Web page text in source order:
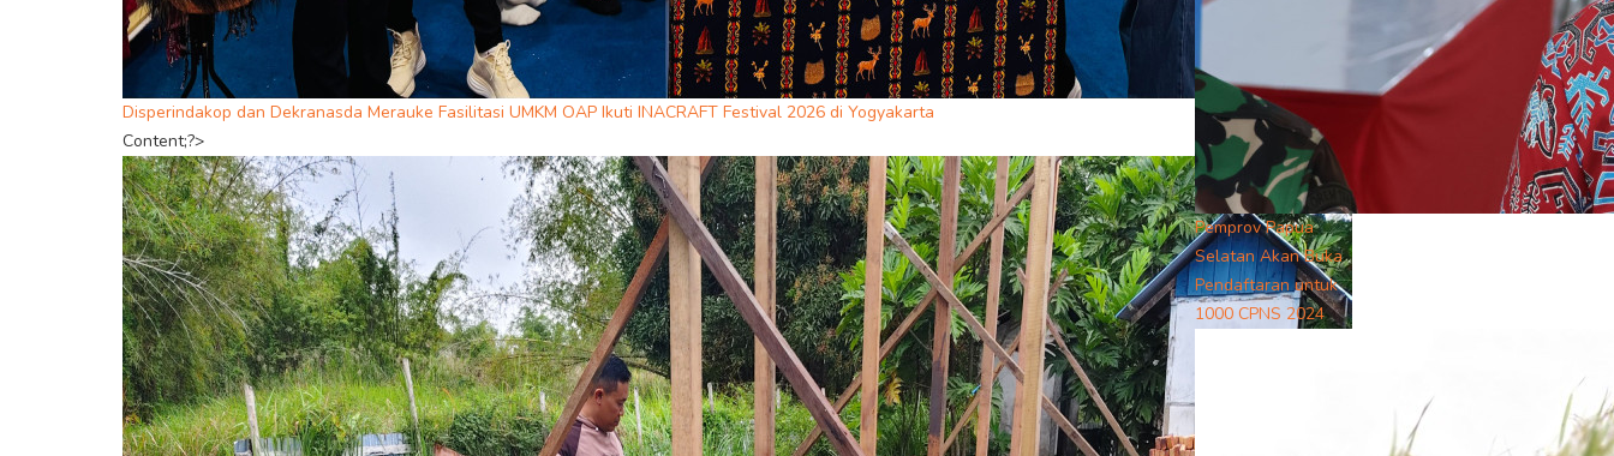
Disperindakop dan Dekranasda Merauke Fasilitasi UMKM OAP Ikuti INACRAFT Festival 2026 di Yogyakarta
Content;?>
Pemprov Papua
Selatan Akan Buka
Pendaftaran untuk
1000 CPNS 2024